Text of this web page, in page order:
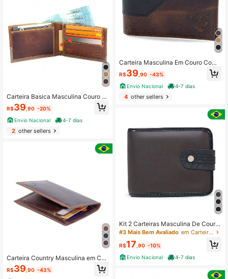
Carteira Basica Masculina Couro L
egitimo Cartões Cnh E Notas
R$39 ,90 -20%
Envio Nacional
4-7 dias
2other sellers
Carteira Country Masculina em Cou
ro Legítimo Pampa's Country Tradic
ional Carteira Masculina Couro Pa
R$39 ,90 -43%
Carteira Masculina Em Couro Com
Porta Cartão Pampa's Country
R$39 ,90 -43%
Envio Nacional
4-7 dias
4other sellers
Kit 2 Carteiras Masculina De Couro
Sintético Com Fecho Pressão Alta
#3 Mais Bem Avaliado em Carteiras masculinas e estojos para cartões
R$17,90 -10%
Envio Nacional
4-7 dias